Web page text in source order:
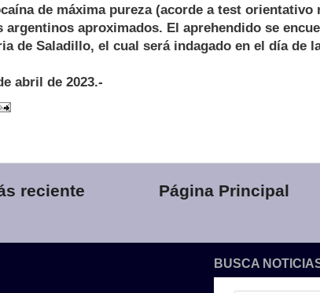
de máxima pureza (acorde a test orientativo
argentinos aproximados. El aprehendido se
de Saladillo, el cual será indagado en el día de
abril de 2023.-
reciente Página Principal
BUSCA